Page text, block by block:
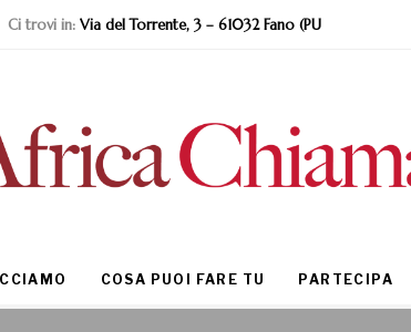
Ci trovi in: Via del Torrente, 3 – 61032 Fano (PU
COSA PUOI FARE TU PARTECIPA